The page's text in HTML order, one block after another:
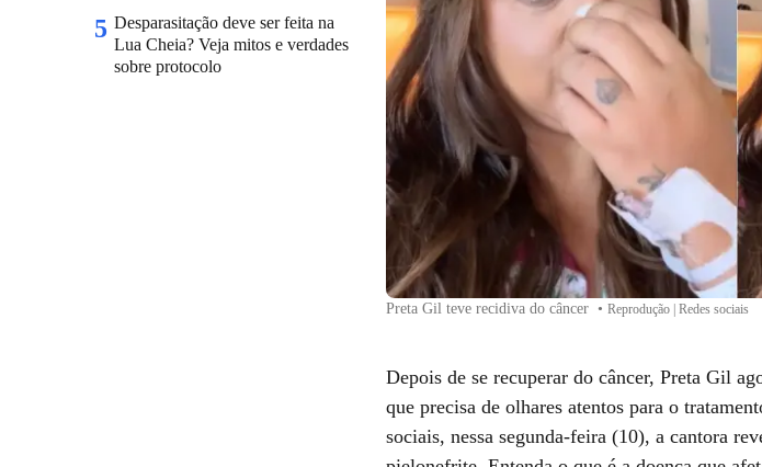
Preta Gil teve recidiva do câncer • Reprodução | Redes sociais
Depois de se recuperar do câncer, Preta Gil
que precisa de olhares atentos para o
sociais, nessa segunda-feira (10), a cantora
5 Desparasitação deve ser feita na
Lua Cheia? Veja mitos e verdades
sobre protocolo